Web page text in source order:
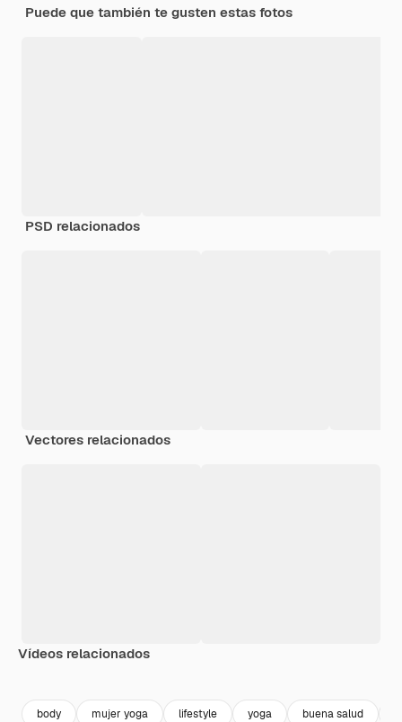
Puede que también te gusten estas fotos
PSD relacionados
Vectores relacionados
Vídeos relacionados
body mujer yoga lifestyle yoga buena salud